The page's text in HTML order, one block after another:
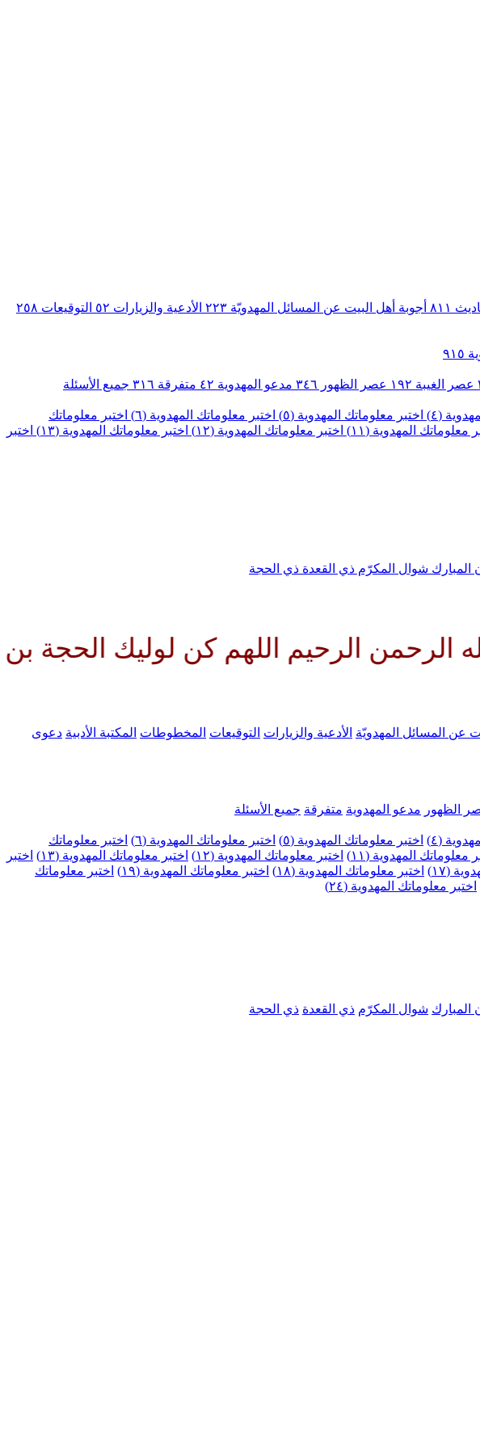
٨١١ أجوبة أهل البيت عن المسائل المهدويّة ٢٢٣ الأدعية والزيارات ٥٢ التوقيعات ٢٥٨
٩١٥
عصر الغيبة ١٩٢ عصر الظهور ٣٤٦ مدعو المهدوية ٤٢ متفرقة ٣١٦ جميع الأسئلة
(٤) اختبر معلوماتك المهدوية (٥) اختبر معلوماتك المهدوية (٦)
اختبر معلوماتك
معلوماتك المهدوية (١١) اختبر معلوماتك المهدوية (١٢) اختبر معلوماتك المهدوية (١٣)
اختبر
المبارك شوال المكرّم ذي القعدة ذي الحجة
الرحيم اللهم كن لوليك الحجة بن
عن المسائل المهدويّة الأدعية والزيارات التوقيعات المخطوطات المكتبة الأدبية دعوى
الظهور مدعو المهدوية متفرقة جميع الأسئلة
(٤) اختبر معلوماتك المهدوية (٥) اختبر معلوماتك المهدوية (٦)
اختبر معلوماتك
معلوماتك المهدوية (١١) اختبر معلوماتك المهدوية (١٢) اختبر معلوماتك المهدوية (١٣)
اختبر
(١٧) اختبر معلوماتك المهدوية (١٨) اختبر معلوماتك المهدوية (١٩)
اختبر معلوماتك
اختبر معلوماتك المهدوية (٢٤)
المبارك شوال المكرّم ذي القعدة ذي الحجة